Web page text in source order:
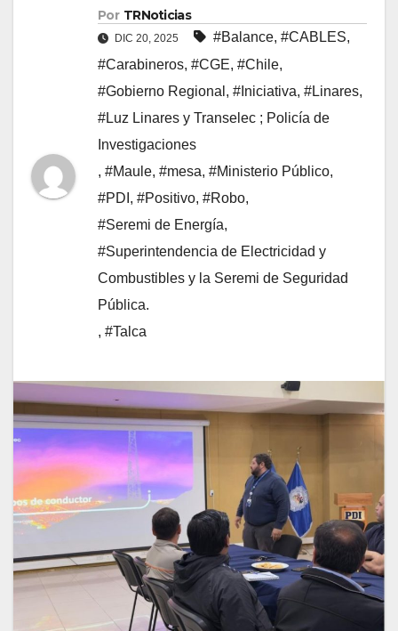
Por TRNoticias
DIC 20, 2025 #Balance, #CABLES,
#Carabineros, #CGE, #Chile,
#Gobierno Regional , #Iniciativa, #Linares,
#Luz Linares y Transelec ; Policía de
Investigaciones
, #Maule, #mesa, #Ministerio Público,
#PDI , #Positivo, #Robo,
#Seremi de Energía,
#Superintendencia de Electricidad y
Combustibles y la Seremi de Seguridad
Pública.
, #Talca